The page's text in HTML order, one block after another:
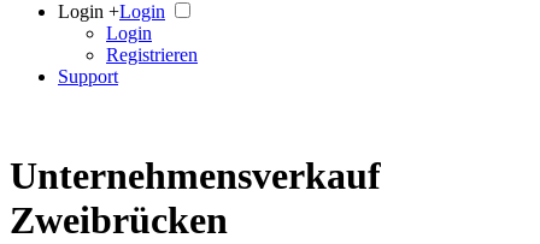
Login +Login
Login
Registrieren
Support
Unternehmensverkauf
Zweibrücken